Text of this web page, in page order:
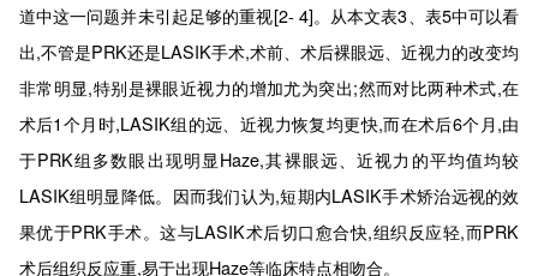
道中这一问题并未引起足够的重视[2- 4]。从本文表3、表5中可以看
出,不管是PRK还是LASIK手术,术前、术后裸眼远、近视力的改变均
非常明显,特别是裸眼近视力的增加尤为突出;然而对比两种术式,在
术后1个月时,LASIK组的远、近视力恢复均更快,而在术后6个月,由
于PRK组多数眼出现明显Haze,其裸眼远、近视力的平均值均较
LASIK组明显降低。因而我们认为,短期内LASIK手术矫治远视的效
果优于PRK手术。这与LASIK术后切口愈合快,组织反应轻,而PRK
术后组织反应重,易于出现Haze等临床特点相吻合。